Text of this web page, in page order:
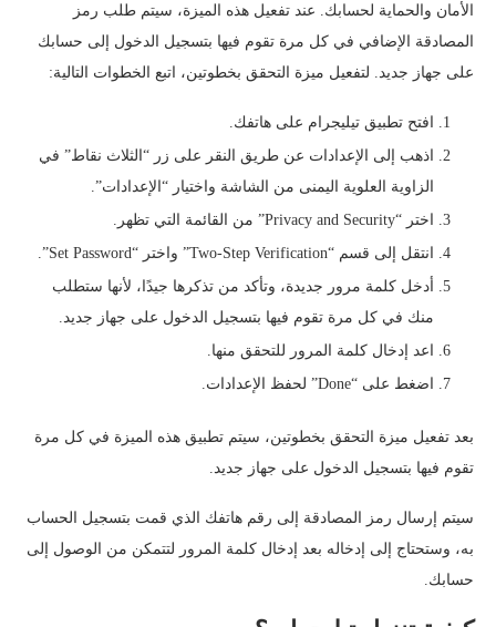
الأمان والحماية لحسابك. عند تفعيل هذه الميزة، سيتم طلب رمز
المصادقة الإضافي في كل مرة تقوم فيها بتسجيل الدخول إلى حسابك
على جهاز جديد. لتفعيل ميزة التحقق بخطوتين، اتبع الخطوات التالية:
افتح تطبيق تيليجرام على هاتفك.
اذهب إلى الإعدادات عن طريق النقر على زر “الثلاث نقاط” في
الزاوية العلوية اليمنى من الشاشة واختيار “الإعدادات”.
اختر “Privacy and Security” من القائمة التي تظهر.
انتقل إلى قسم “Two-Step Verification” واختر “Set Password”.
أدخل كلمة مرور جديدة، وتأكد من تذكرها جيدًا، لأنها ستطلب
منك في كل مرة تقوم فيها بتسجيل الدخول على جهاز جديد.
اعد إدخال كلمة المرور للتحقق منها.
اضغط على “Done” لحفظ الإعدادات.
بعد تفعيل ميزة التحقق بخطوتين، سيتم تطبيق هذه الميزة في كل مرة
تقوم فيها بتسجيل الدخول على جهاز جديد.
سيتم إرسال رمز المصادقة إلى رقم هاتفك الذي قمت بتسجيل الحساب
به، وستحتاج إلى إدخاله بعد إدخال كلمة المرور لتتمكن من الوصول إلى
حسابك.